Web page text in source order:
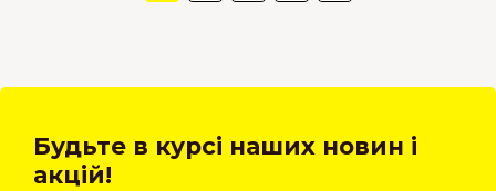
Будьте в курсі наших новин і
акцій!